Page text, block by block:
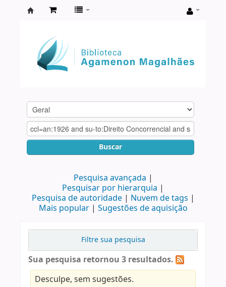
Agamenon
Magalhães
Buscar
Pesquisa avançada
Pesquisar por hierarquia
Pesquisa de autoridade
Nuvem de tags
Mais popular
Sugestões de aquisição
Filtre sua pesquisa
Sua pesquisa retornou 3 resultados.
Desculpe, sem sugestões.